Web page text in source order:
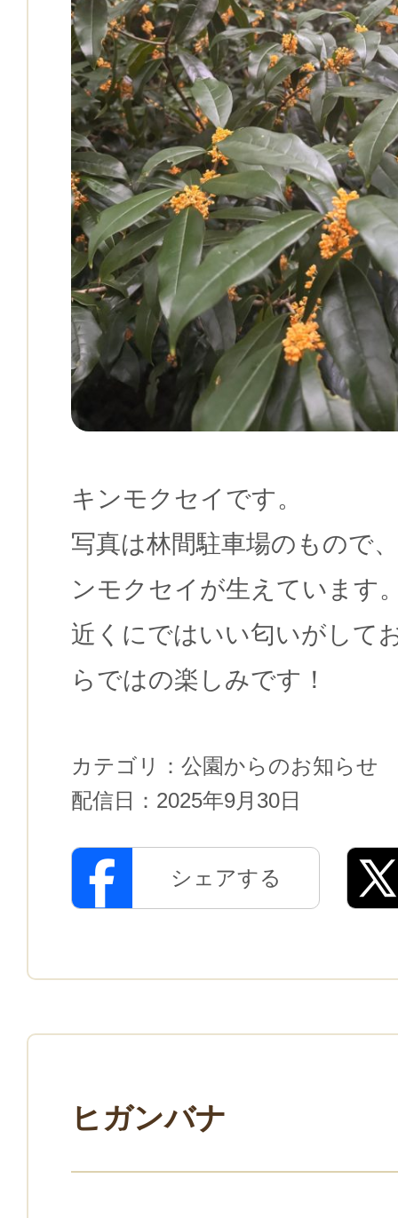
キンモクセイです。
写真は林間駐車場のもので
ンモクセイが生えています
近くにではいい匂いがして
らではの楽しみです！
カテゴリ： 公園からのお知らせ
配信日： 2025年9月30日
シェアする
ヒガンバナ